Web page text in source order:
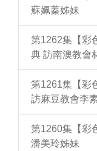
蘇姵蓁姊妹
第1262集【彩
典 訪南澳教會
第1261集【彩
訪麻豆教會李
第1260集【彩
潘美玲姊妹